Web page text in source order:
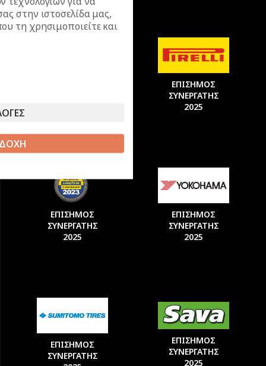
ΕΠΙΣΗΜΟΣ
ΣΥΝΕΡΓΑΤΗΣ
2025
ΕΠΙΣΗΜΟΣ
ΣΥΝΕΡΓΑΤΗΣ
2025
ΕΠΙΣΗΜΟΣ
ΣΥΝΕΡΓΑΤΗΣ
2025
ΕΠΙΣΗΜΟΣ
ΣΥΝΕΡΓΑΤΗΣ
ΕΠΙΣΗΜΟΣ
ΣΥΝΕΡΓΑΤΗΣ
2025
στην ιστοσελίδα μας,
τη χρησιμοποιείτε και